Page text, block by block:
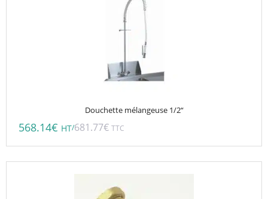
Douchette mélangeuse 1/2“
568.14€ HT/681.77€ TTC